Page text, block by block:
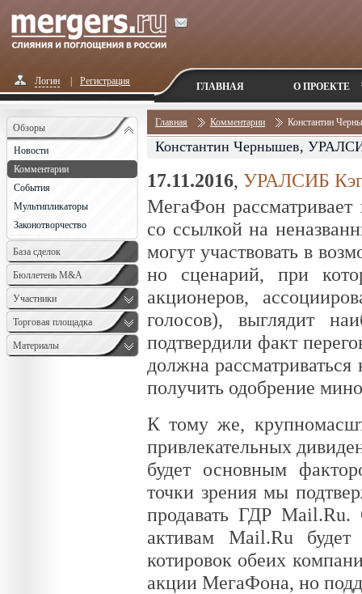
Логин Регистрация ГЛАВНАЯ О ПРОЕКТЕ
Обзоры
Новости
Комментарии
События
Мультипликаторы
Законотворчество
База сделок
Бюллетень M&A
Monthly
Участники
Торговая площадка
Материалы
Главная Комментарии Константин
Константин Чернышев,
17.11.2016, УРАЛСИБ
МегаФон
со ссылкой на
могут участвовать в
но сценарий, при
акционеров,
голосов), выглядит
подтвердили факт
должна
получить одобрение
К тому же,
привлекательных
будет основным
точки зрения мы
продавать ГДР
активам Mail.Ru
котировок обеих
акции МегаФона, но